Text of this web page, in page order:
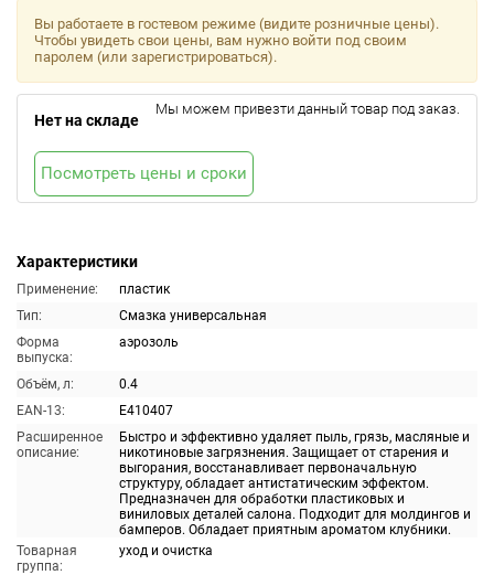
Характеристики
Применение:
пластик
Тип:
Смазка универсальная
Форма
выпуска:
аэрозоль
Объём, л:
0.4
EAN-13:
E410407
Расширенное
описание:
Быстро и эффективно удаляет пыль, грязь, масляные и
никотиновые загрязнения. Защищает от старения и
выгорания, восстанавливает первоначальную
структуру, обладает антистатическим эффектом.
Предназначен для обработки пластиковых и
виниловых деталей салона. Подходит для молдингов и
бамперов. Обладает приятным ароматом клубники.
Товарная
группа:
уход и очистка
Вы работаете в гостевом режиме (видите розничные цены).
Чтобы увидеть свои цены, вам нужно войти под своим
паролем (или зарегистрироваться).
Нет на складе
Мы можем привезти данный товар под заказ.
Посмотреть цены и сроки